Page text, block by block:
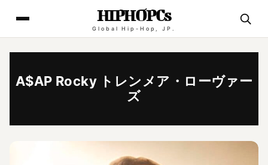
HIPHOPCs
Global Hip-Hop, JP.
A$AP Rocky トレンメア・ローヴァー
ズ